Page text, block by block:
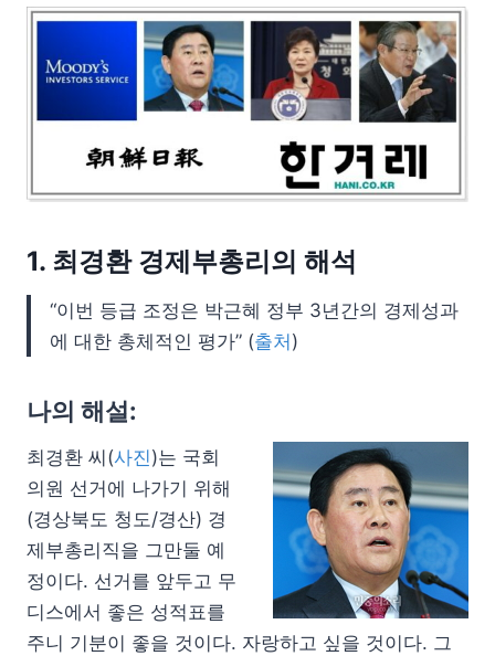
1. 최경환 경제부총리의 해석
“이번 등급 조정은 박근혜 정부 3년간의 경제성과
에 대한 총체적인 평가” (출처 )
나의 해설:
최경환 씨(사진)는 국회
의원 선거에 나가기 위해
(경상북도 청도/경산) 경
제부총리직을 그만둘 예
정이다. 선거를 앞두고 무
디스에서 좋은 성적표를
주니 기분이 좋을 것이다. 자랑하고 싶을 것이다. 그